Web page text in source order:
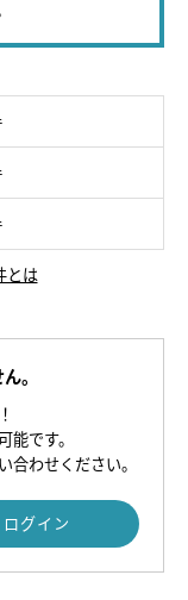
とは
。
です。
わせください。
ログイン